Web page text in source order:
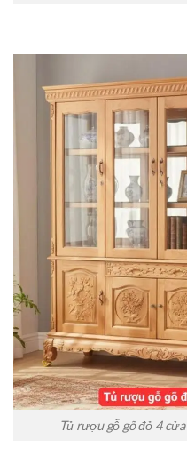
Tủ rượu gỗ gõ đỏ 4